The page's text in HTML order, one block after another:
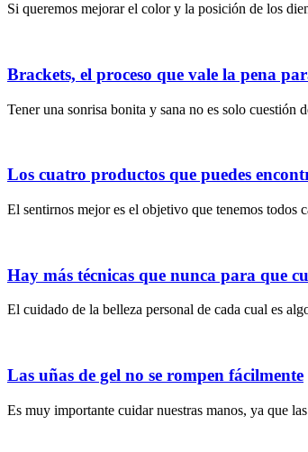
Si queremos mejorar el color y la posición de los
Brackets, el proceso que vale la pena
Tener una sonrisa bonita y sana no es solo cuestión
Los cuatro productos que puedes
El sentirnos mejor es el objetivo que tenemos todos
Hay más técnicas que nunca para que
El cuidado de la belleza personal de cada cual es
Las uñas de gel no se rompen fácilmente
Es muy importante cuidar nuestras manos, ya que